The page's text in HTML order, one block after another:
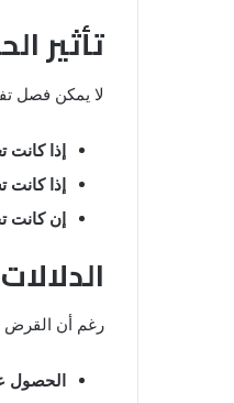
تأثير
لا يمكن فصل
إذا
إذا كانت
إن كانت
رغم أن القرض
الحصول